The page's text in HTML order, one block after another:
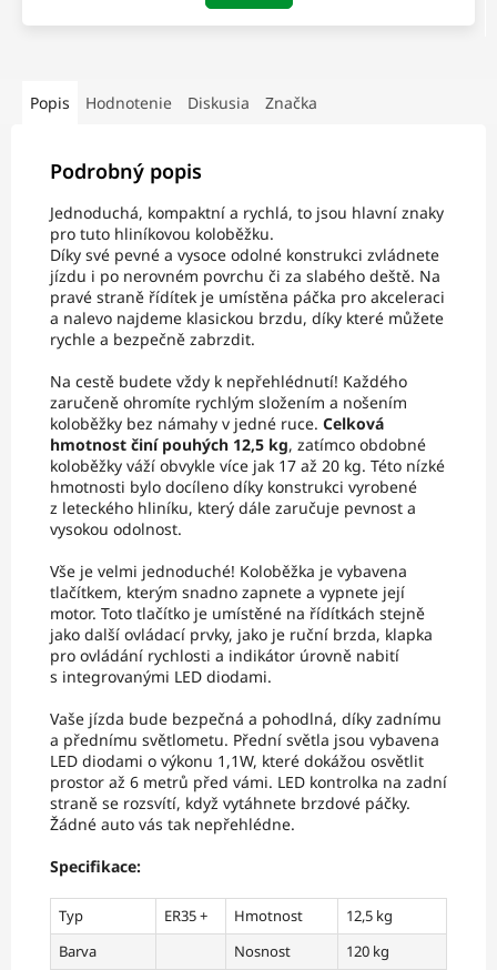
Popis Hodnotenie Diskusia Značka
Podrobný popis
Jednoduchá, kompaktní a rychlá, to jsou hlavní znaky
pro tuto hliníkovou koloběžku.
Díky své pevné a vysoce odolné konstrukci zvládnete
jízdu i po nerovném povrchu či za slabého deště. Na
pravé straně řídítek je umístěna páčka pro akceleraci
a nalevo najdeme klasickou brzdu, díky které můžete
rychle a bezpečně zabrzdit.
Na cestě budete vždy k nepřehlédnutí! Každého
zaručeně ohromíte rychlým složením a nošením
koloběžky bez námahy v jedné ruce. Celková
hmotnost činí pouhých 12,5 kg, zatímco obdobné
koloběžky váží obvykle více jak 17 až 20 kg. Této nízké
hmotnosti bylo docíleno díky konstrukci vyrobené
z leteckého hliníku, který dále zaručuje pevnost a
vysokou odolnost.
Vše je velmi jednoduché! Koloběžka je vybavena
tlačítkem, kterým snadno zapnete a vypnete její
motor. Toto tlačítko je umístěné na řídítkách stejně
jako další ovládací prvky, jako je ruční brzda, klapka
pro ovládání rychlosti a indikátor úrovně nabití
s integrovanými LED diodami.
Vaše jízda bude bezpečná a pohodlná, díky zadnímu
a přednímu světlometu. Přední světla jsou vybavena
LED diodami o výkonu 1,1W, které dokážou osvětlit
prostor až 6 metrů před vámi. LED kontrolka na zadní
straně se rozsvítí, když vytáhnete brzdové páčky.
Žádné auto vás tak nepřehlédne.
Specifikace:
Typ ER35 + Hmotnost
12,5 kg
Barva
Nosnost 120 kg